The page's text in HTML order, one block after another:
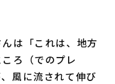
は「これは、地方
ろ（でのプレ
風に流されて伸び